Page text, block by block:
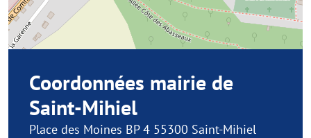
Coordonnées mairie de
Saint-Mihiel
Place des Moines BP 4 55300 Saint-Mihiel